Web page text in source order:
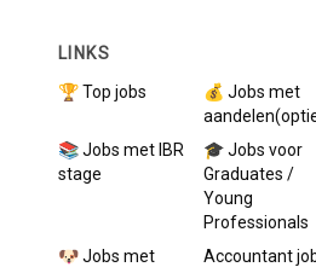
LINKS
🏆 Top jobs
💰 Jobs met
📚 Jobs met IBR
stage
🎓 Jobs voor
Graduates /
Young
Professionals
🐶 Jobs met
Accountant